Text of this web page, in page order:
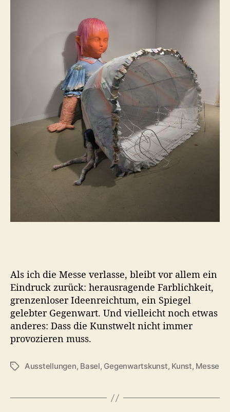
Als ich die Messe verlasse, bleibt vor allem ein
Eindruck zurück: herausragende Farblichkeit,
grenzenloser Ideenreichtum, ein Spiegel
gelebter Gegenwart. Und vielleicht noch etwas
anderes: Dass die Kunstwelt nicht immer
provozieren muss.
S
l
Ausstellungen, Basel, Gegenwartskunst, Kunst, Messe